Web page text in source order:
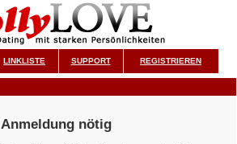
LINKLISTE SUPPORT REGISTRIEREN
Anmeldung nötig